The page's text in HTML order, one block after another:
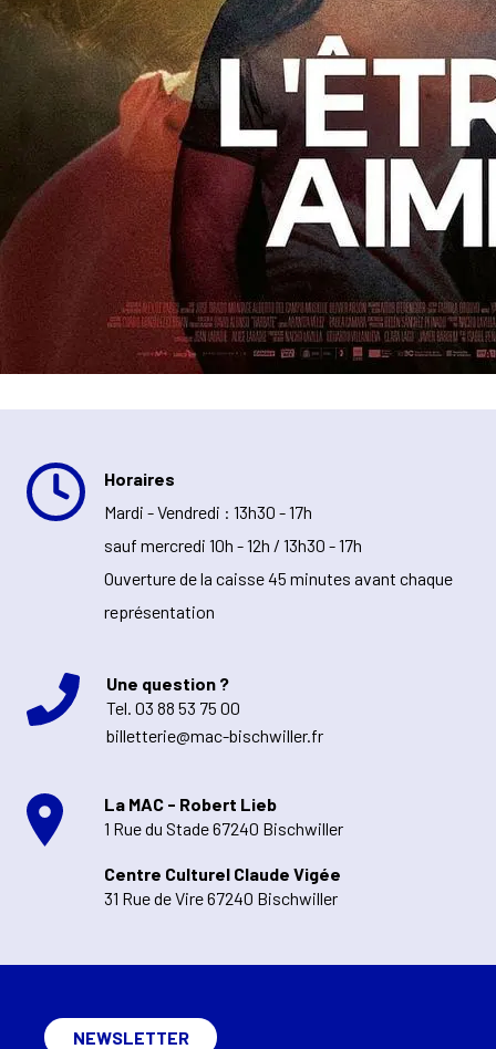
Horaires
Mardi - Vendredi : 13h30 - 17h
sauf mercredi 10h - 12h / 13h30 - 17h
Ouverture de la caisse 45 minutes avant chaque
représentation
Une question ?
Tel. 03 88 53 75 00
billetterie@mac-bischwiller.fr
La MAC - Robert Lieb
1 Rue du Stade 67240 Bischwiller
Centre Culturel Claude Vigée
31 Rue de Vire 67240 Bischwiller
NEWSLETTER